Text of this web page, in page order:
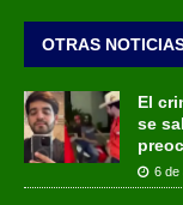
OTRAS
El
se
6 de